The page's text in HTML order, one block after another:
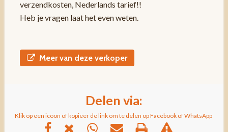
verzendkosten, Nederlands tarief!!
Heb je vragen laat het even weten.
Meer van deze verkoper
Delen via:
Klik op een icoon of kopieer de link om te delen op Facebook of WhatsApp